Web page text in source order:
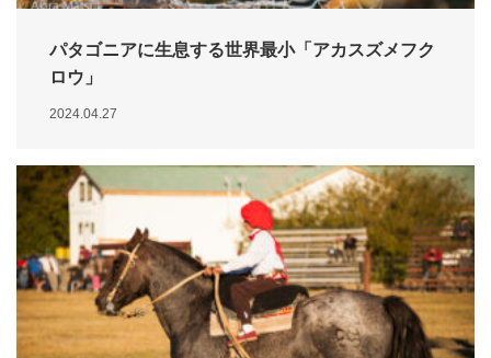
パタゴニアに生息する世界最小「アカスズメフク
ロウ」
2024.04.27